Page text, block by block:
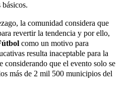
la comunidad considera que
revertir la tendencia y por ello,
como un motivo para
resulta inaceptable para la
considerando que el evento solo se
más de 2 mil 500 municipios del